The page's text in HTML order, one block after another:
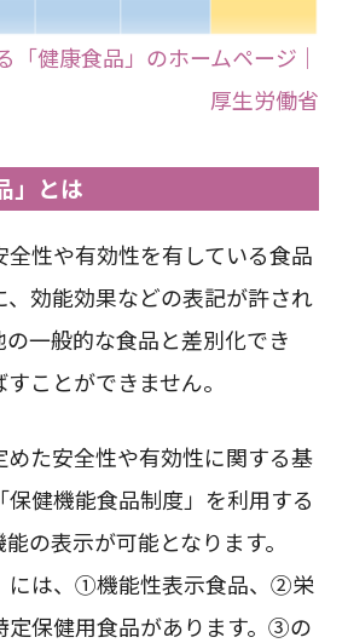
「健康食品」のホームページ｜
厚生労働省
」とは
全性や有効性を有している食品
、効能効果などの表記が許され
一般的な食品と差別化でき
ことができません。
めた安全性や有効性に関する基
健機能食品制度」を利用する
の表示が可能となります。
には、①機能性表示食品、②栄
保健用食品があります。③の